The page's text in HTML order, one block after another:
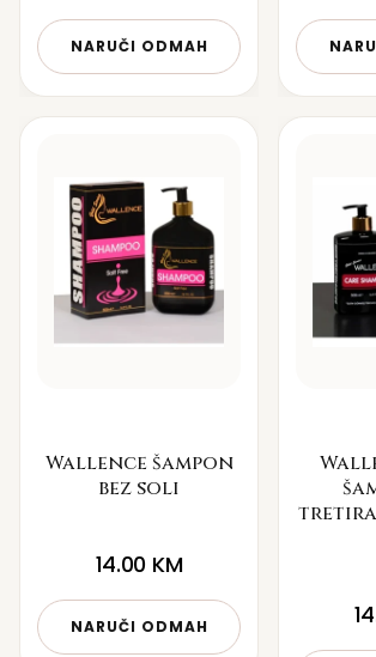
NARUČI ODMAH
Wallence šampon
bez soli
14.00 KM
NARUČI ODMAH